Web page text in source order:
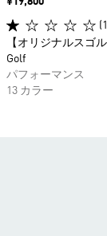
【オリジナルスゴ
Golf
パフォーマンス
13 カラー